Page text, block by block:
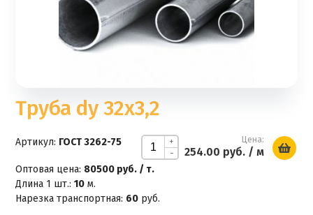
Труба dy 32х3,2
+
-
Цена:
254.00 руб./ м
Артикул: ГОСТ 3262-75
Оптовая цена: 80500 руб. / т.
Длина 1 шт.: 10 м.
Нарезка транспортная: 60 руб.